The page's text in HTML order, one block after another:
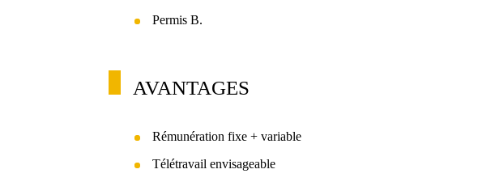
Permis B.
AVANTAGES
Rémunération fixe + variable
Télétravail envisageable